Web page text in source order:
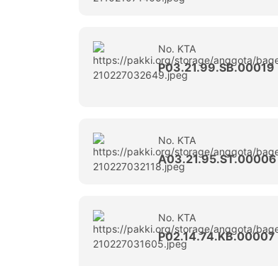
No. KTA
P03.21.99.SB.00019
No. KTA
A03.21.95.ST.00006
No. KTA
P02.14.74.KB.00007